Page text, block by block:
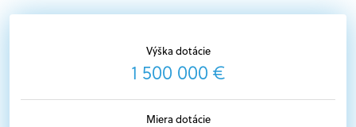
Výška dotácie
1 500 000 €
Miera dotácie